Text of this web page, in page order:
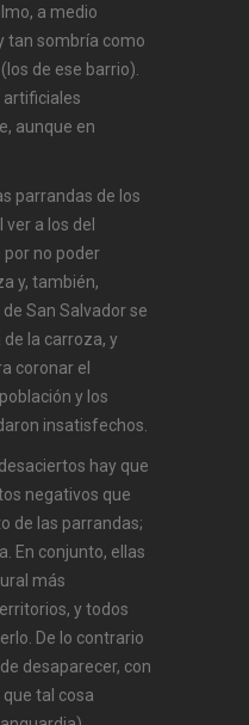
a medio
tan sombría como
de ese barrio).
artificiales
aunque en
parrandas de los
a los del
por no poder
y, también,
San Salvador se
la carroza, y
coronar el
y los
insatisfechos.
hay que
negativos que
de las parrandas;
En conjunto, ellas
más
y todos
De lo contrario
desaparecer, con
tal cosa